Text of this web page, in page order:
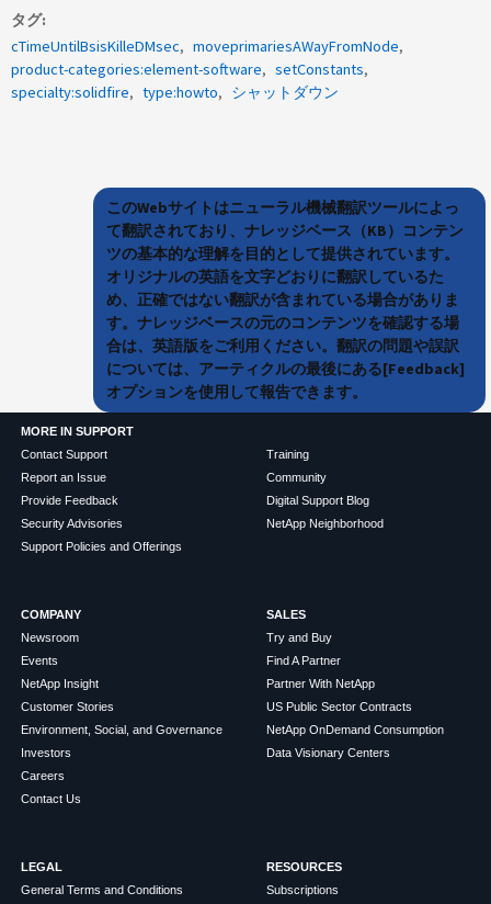
タグ
cTimeUntilBsisKilleDMsec
moveprimariesAWayFromNode
product-categories:element-software
setConstants
specialty:solidfire
type:howto シャットダウン
このWebサイトはニューラル機械翻訳ツールによっ
て翻訳されており、ナレッジベース（KB）コンテン
ツの基本的な理解を目的として提供されています。
オリジナルの英語を文字どおりに翻訳しているた
め、正確ではない翻訳が含まれている場合がありま
す。ナレッジベースの元のコンテンツを確認する場
合は、英語版をご利用ください。翻訳の問題や誤訳
については、アーティクルの最後にある[Feedback]
オプションを使用して報告できます。
MORE IN SUPPORT
Contact Support
Report an Issue
Provide Feedback
Security Advisories
Support Policies and Offerings
Training
Community
Digital Support Blog
NetApp Neighborhood
COMPANY
Newsroom
Events
NetApp Insight
Customer Stories
Environment, Social, and Governance
Investors
Careers
Contact Us
SALES
Try and Buy
Find A Partner
Partner With NetApp
US Public Sector Contracts
NetApp OnDemand Consumption
Data Visionary Centers
LEGAL
General Terms and Conditions
RESOURCES
Subscriptions